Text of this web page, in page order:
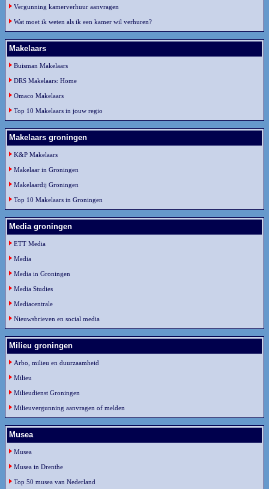
Vergunning kamerverhuur aanvragen
Wat moet ik weten als ik een kamer wil verhuren?
Makelaars
Buisman Makelaars
DRS Makelaars: Home
Omaco Makelaars
Top 10 Makelaars in jouw regio
Makelaars groningen
K&P Makelaars
Makelaar in Groningen
Makelaardij Groningen
Top 10 Makelaars in Groningen
Media groningen
ETT Media
Media
Media in Groningen
Media Studies
Mediacentrale
Nieuwsbrieven en social media
Milieu groningen
Arbo, milieu en duurzaamheid
Milieu
Milieudienst Groningen
Milieuvergunning aanvragen of melden
Musea
Musea
Musea in Drenthe
Top 50 musea van Nederland